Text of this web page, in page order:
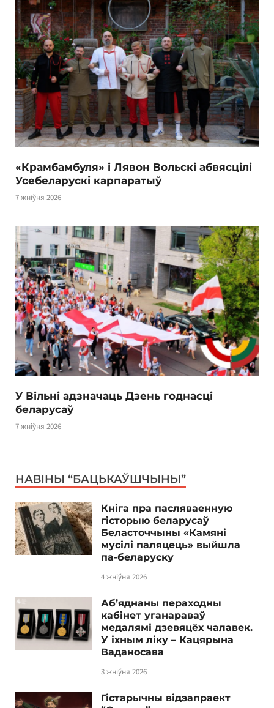
«Крамбамбуля» і Лявон Вольскі абвясцілі
Усебеларускі карпаратыў
7 жніўня 2026
У Вільні адзначаць Дзень годнасці
беларусаў
7 жніўня 2026
НАВІНЫ “БАЦЬКАЎШЧЫНЫ”
Кніга пра пасляваенную
гісторыю беларусаў
Беласточчыны «Камяні
мусілі паляцець» выйшла
па-беларуску
4 жніўня 2026
Аб’яднаны пераходны
кабінет уганараваў
медалямі дзевяцёх чалавек.
У іхным ліку – Кацярына
Ваданосава
3 жніўня 2026
Гістарычны відэапраект